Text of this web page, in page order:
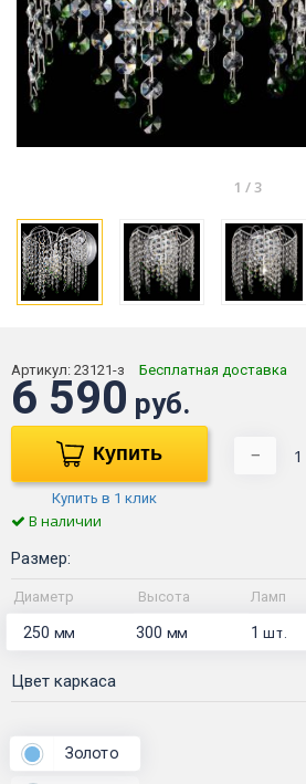
1 /3
Артикул: 23121-з Бесплатная доставка
6 590 руб.
Купить
Купить в 1 клик
−
В наличии
Размер:
Диаметр Высота Ламп
250 мм 300 мм 1шт.
Цвет каркаса
Золото